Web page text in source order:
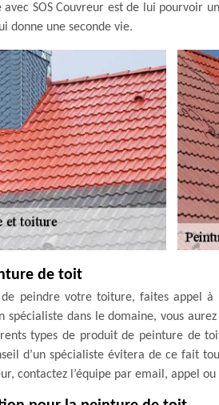
SOS Couvreur est de lui pourvoir
donne une seconde vie.
de toit
de peindre votre toiture, faites appel à
spécialiste dans le domaine, vous
types de produit de peinture de
d’un spécialiste évitera de ce fait
contactez l’équipe par email, appel